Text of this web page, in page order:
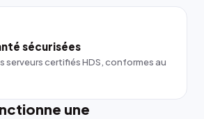
sécurisées
serveurs certifiés HDS, conformes au
une